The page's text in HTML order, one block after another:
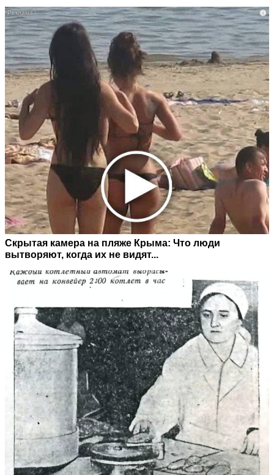
i
Скрытая камера на пляже Крыма: Что люди
вытворяют, когда их не видят...